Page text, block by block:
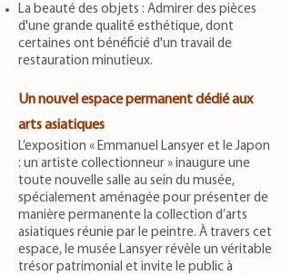
La beauté des objets : Admirer des pièces
d'une grande qualité esthétique, dont
certaines ont bénéficié d'un travail de
restauration minutieux.
Un nouvel espace permanent dédié aux
arts asiatiques
L’exposition « Emmanuel Lansyer et le Japon
: un artiste collectionneur » inaugure une
toute nouvelle salle au sein du musée,
spécialement aménagée pour présenter de
manière permanente la collection d’arts
asiatiques réunie par le peintre. À travers cet
espace, le musée Lansyer révèle un véritable
trésor patrimonial et invite le public à